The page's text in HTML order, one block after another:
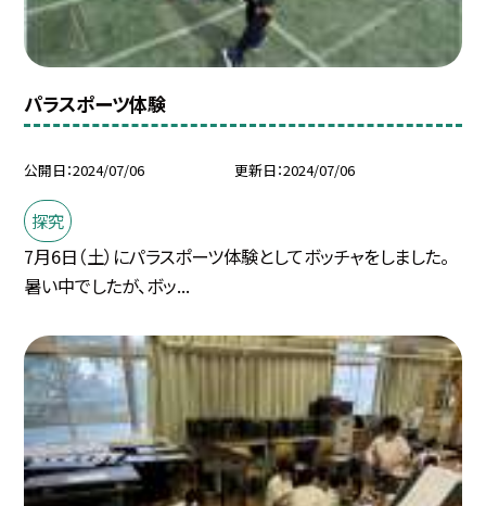
パラスポーツ体験
公開日 2024/07/06 更新日 2024/07/06
探究
7月6日（土）にパラスポーツ体験としてボッチャをしました。
暑い中でしたが、ボッ...